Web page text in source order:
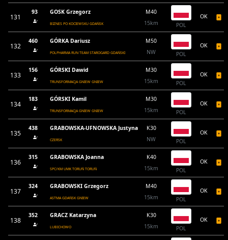
131
93 GOSK Grzegorz
BIZNES PO KOCIEWSKU GDAŃSK
M40
15km
POL
OK
132
460 GÓRKA Dariusz
POLPHARMA RUN TEAM STAROGARD GDAŃSKI
M50
NW
POL
OK
133
156 GÓRSKI Dawid
TRUNSFORMACJA GNIEW GNIEW
M30
15km
POL
OK
134
183 GÓRSKI Kamil
TRUNSFORMACJA GNIEW GNIEW
M30
15km
POL
OK
135
438 GRABOWSKA-UFNOWSKA Justyna
CZERSK
K30
NW
POL
OK
136
315 GRABOWSKA Joanna
SPC/KM UMK TORUŃ TORUŃ
K40
15km
POL
OK
137
324 GRABOWSKI Grzegorz
ASTMA GDAŃSK GNIEW
M40
15km
POL
OK
138
352 GRACZ Katarzyna
LUBICHOWO
K30
15km
POL
OK